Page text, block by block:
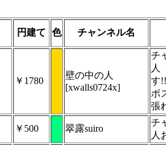
円建て 色 チャンネル名
￥1780
壁の中の人
[xwalls0724x]
チ
人
す
ボ
張
￥500 翠露suiro
チ
人